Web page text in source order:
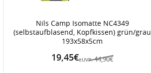
Nils Camp Isomatte NC4349
(selbstaufblasend, Kopfkissen) grün/grau
193x58x5cm
eUVP: 44,90€
19,45€